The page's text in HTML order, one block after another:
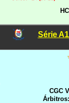
Série
CGC